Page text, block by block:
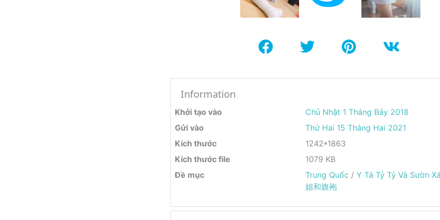
Information
Khởi tạo vào
Chủ Nhật 1 Tháng Bảy 2018
Gửi vào
Thứ Hai 15 Tháng Hai 2021
Kích thước
1242*1863
Kích thước file
1079 KB
Đề mục
Trung Quốc / Y Tá Tỷ Tỷ Và Sườn
姐和旗袍